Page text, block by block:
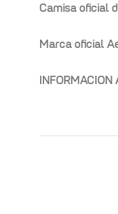
Camisa oficial
Marca oficial